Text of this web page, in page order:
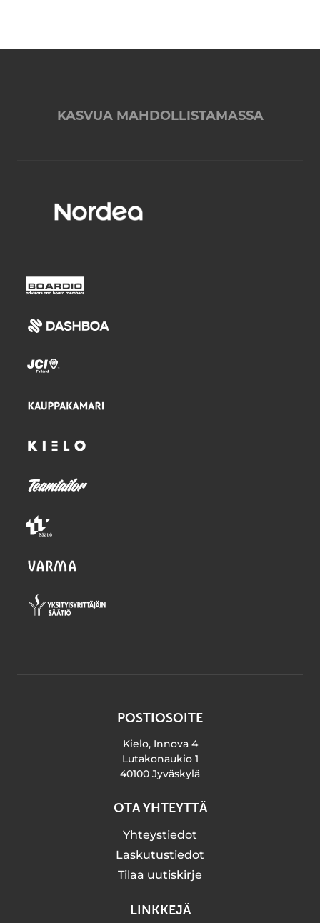
KASVUA MAHDOLLISTAMASSA
POSTIOSOITE
Kielo, Innova 4
Lutakonaukio 1
40100 Jyväskylä
OTA YHTEYTTÄ
Yhteystiedot
Laskutustiedot
Tilaa uutiskirje
LINKKEJÄ